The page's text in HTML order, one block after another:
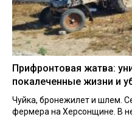
Прифронтовая жатва:
покалеченные жизни и
Чуйка, бронежилет и шлем.
фермера на Херсонщине. В